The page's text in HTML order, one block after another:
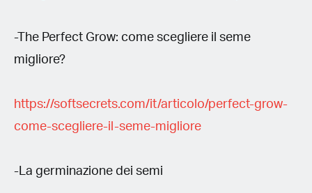
-The Perfect Grow: come scegliere il seme
migliore?
https://softsecrets.com/it/articolo/perfect-grow-
come-scegliere-il-seme-migliore
-La germinazione dei semi